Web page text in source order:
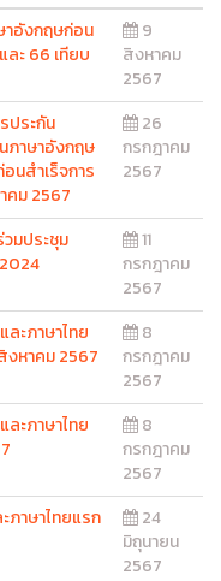
าอังกฤษก่อน
ละ 66 เทียบ
9
สิงหาคม
2567
ประกัน
าษาอังกฤษ
นสำเร็จการ
คม 2567
26
กรกฎาคม
2567
มประชุม
11
กรกฎาคม
2567
ะภาษาไทย
งหาคม 2567
8
กรกฎาคม
2567
ะภาษาไทย
8
กรกฎาคม
2567
ภาษาไทยแรก
24
มิถุนายน
2567